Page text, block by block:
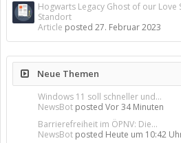
Hogwarts Legacy Ghost of our Love
Standort
Article posted 27. Februar 2023
Neue Themen
Windows 11 soll schneller und...
NewsBot posted Vor 34 Minuten
Barrierefreiheit im ÖPNV: Die...
NewsBot posted Heute um 10:42